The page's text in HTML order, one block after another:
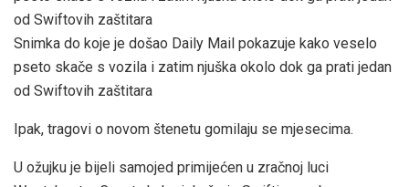
Snimka do koje je došao Daily Mail pokazuje kako veselo
pseto skače s vozila i zatim njuška okolo dok ga prati jedan
od Swiftovih zaštitara
Ipak, tragovi o novom štenetu gomilaju se mjesecima.
U ožujku je bijeli samojed primijećen u zračnoj luci